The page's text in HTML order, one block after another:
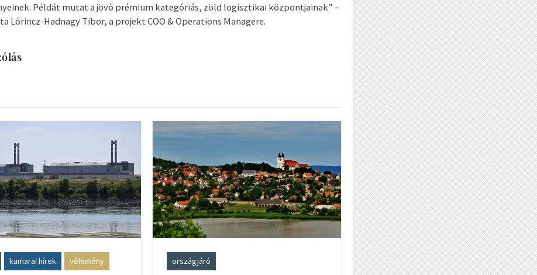
Példát mutat a jövő prémium kategóriás, zöld logisztikai központjainak” –
Lőrincz-Hadnagy Tibor, a projekt COO & Operations Managere.
kamarai hírek vélemény országjáró